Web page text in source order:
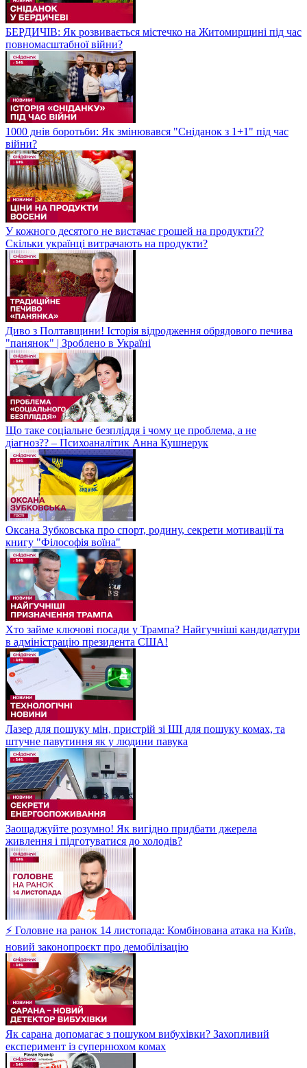
БЕРДИЧІВ: Як розвивається містечко на Житомирщині під час
повномасштабної війни?
1000 днів боротьби: Як змінювався "Сніданок з 1+1" під час
війни?
У кожного десятого не вистачає грошей на продукти??
Скільки українці витрачають на продукти?
Диво з Полтавщини! Історія відродження обрядового печива
"панянок" | Зроблено в Україні
Що таке соціальне безпліддя і чому це проблема, а не
діагноз?? – Психоаналітик Анна Кушнерук
Оксана Зубковська про спорт, родину, секрети мотивації та
книгу "Філософія воїна"
Хто займе ключові посади у Трампа? Найгучніші кандидатури
в адміністрацію президента США!
Лазер для пошуку мін, пристрій зі ШІ для пошуку комах, та
штучне павутиння як у людини павука
Заощаджуйте розумно! Як вигідно придбати джерела
живлення і підготуватися до холодів?
⚡ Головне на ранок 14 листопада: Комбінована атака на Київ,
новий законопроєкт про демобілізацію
Як сарана допомагає з пошуком вибухівки? Захопливий
експеримент із супернюхом комах